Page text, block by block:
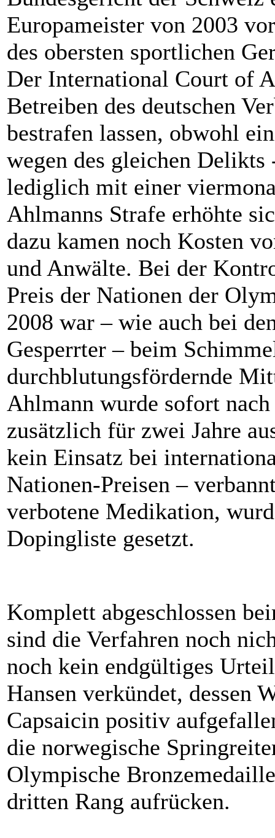
Europameister von 2003
des obersten sportlichen
Der International Court of
Betreiben des deutschen
bestrafen lassen, obwohl
wegen des gleichen
lediglich mit einer
Ahlmanns Strafe erhöhte
dazu kamen noch Kosten
und Anwälte. Bei der
Preis der Nationen der
2008 war – wie auch bei
Gesperrter – beim
durchblutungsfördernde
Ahlmann wurde sofort
zusätzlich für zwei Jahre
kein Einsatz bei
Nationen-Preisen –
verbotene Medikation,
Dopingliste gesetzt.
Komplett abgeschlossen
sind die Verfahren noch
noch kein endgültiges
Hansen verkündet, dessen
Capsaicin positiv
die norwegische
Olympische
dritten Rang aufrücken.